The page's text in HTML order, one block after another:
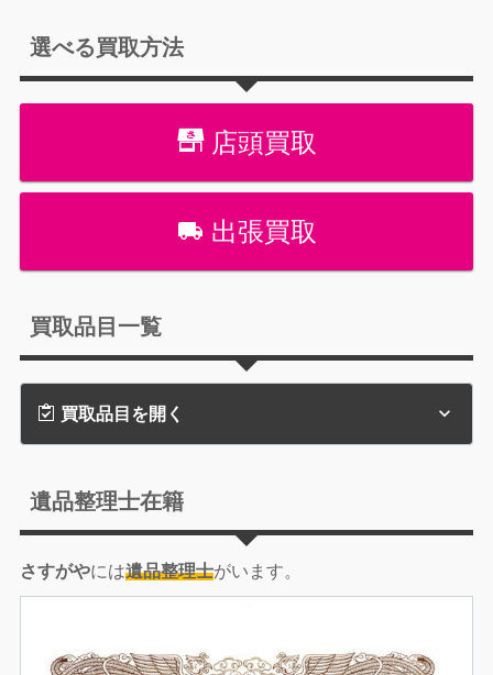
選べる買取方法
店頭買取
出張買取
買取品目一覧
買取品目を開く
遺品整理士在籍
さすがやには遺品整理士がいます。